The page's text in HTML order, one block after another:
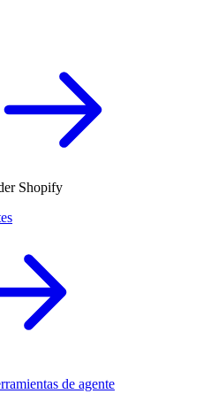
Shopify
de agente